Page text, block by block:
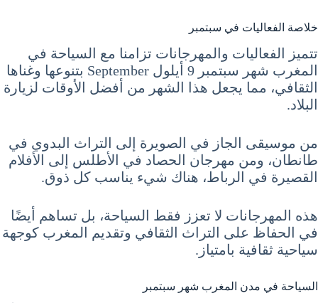
خلاصة الفعاليات في سبتمبر
تتميز الفعاليات والمهرجانات تزامنا مع السياحة في
المغرب شهر سبتمبر 9 أيلول September بتنوعها وغناها
الثقافي، مما يجعل هذا الشهر من أفضل الأوقات لزيارة
البلاد.
من موسيقى الجاز في الصويرة إلى التراث البدوي في
طانطان، ومن مهرجان الحصاد في الأطلس إلى الأفلام
القصيرة في الرباط، هناك شيء يناسب كل ذوق.
هذه المهرجانات لا تعزز فقط السياحة، بل تساهم أيضًا
في الحفاظ على التراث الثقافي وتقديم المغرب كوجهة
سياحية ثقافية بامتياز.
السياحة في مدن المغرب شهر سبتمبر